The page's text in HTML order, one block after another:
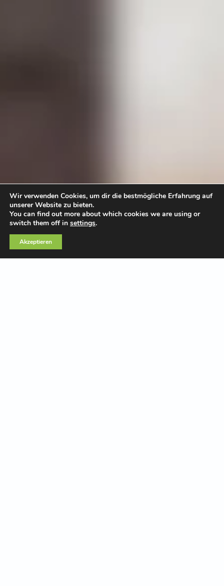
Wir verwenden Cookies, um dir die bestmögliche Erfahrung auf
unserer Website zu bieten.
You can find out more about which cookies we are using or
switch them off in settings.
Akzeptieren